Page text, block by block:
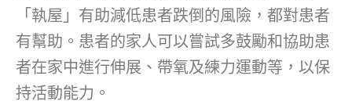
「執屋」有助減低患者跌倒的風險，都對患者
有幫助。患者的家人可以嘗試多鼓勵和協助患
者在家中進行伸展、帶氧及練力運動等，以保
持活動能力。